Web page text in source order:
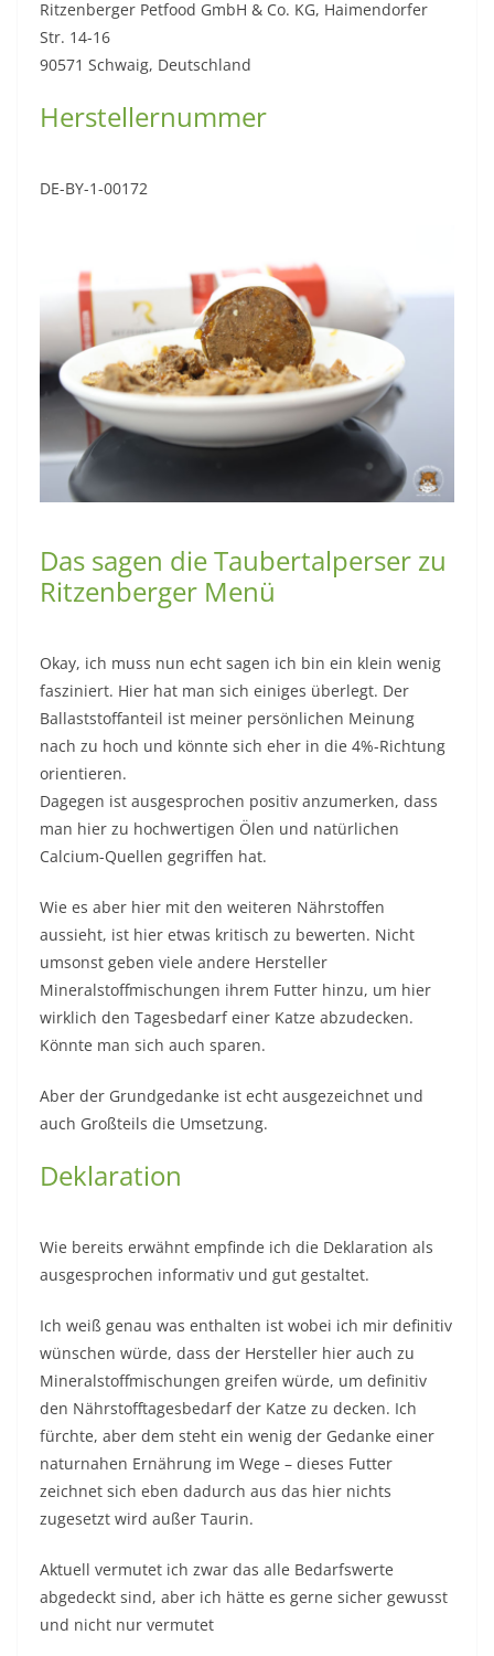
Ritzenberger Petfood GmbH & Co. KG, Haimendorfer
Str. 14-16
90571 Schwaig, Deutschland
Herstellernummer
DE-BY-1-00172
Das sagen die Taubertalperser zu
Ritzenberger Menü
Okay, ich muss nun echt sagen ich bin ein klein wenig
fasziniert. Hier hat man sich einiges überlegt. Der
Ballaststoffanteil ist meiner persönlichen Meinung
nach zu hoch und könnte sich eher in die 4%-Richtung
orientieren.
Dagegen ist ausgesprochen positiv anzumerken, dass
man hier zu hochwertigen Ölen und natürlichen
Calcium-Quellen gegriffen hat.
Wie es aber hier mit den weiteren Nährstoffen
aussieht, ist hier etwas kritisch zu bewerten. Nicht
umsonst geben viele andere Hersteller
Mineralstoffmischungen ihrem Futter hinzu, um hier
wirklich den Tagesbedarf einer Katze abzudecken.
Könnte man sich auch sparen.
Aber der Grundgedanke ist echt ausgezeichnet und
auch Großteils die Umsetzung.
Deklaration
Wie bereits erwähnt empfinde ich die Deklaration als
ausgesprochen informativ und gut gestaltet.
Ich weiß genau was enthalten ist wobei ich mir definitiv
wünschen würde, dass der Hersteller hier auch zu
Mineralstoffmischungen greifen würde, um definitiv
den Nährstofftagesbedarf der Katze zu decken. Ich
fürchte, aber dem steht ein wenig der Gedanke einer
naturnahen Ernährung im Wege – dieses Futter
zeichnet sich eben dadurch aus das hier nichts
zugesetzt wird außer Taurin.
Aktuell vermutet ich zwar das alle Bedarfswerte
abgedeckt sind, aber ich hätte es gerne sicher gewusst
und nicht nur vermutet